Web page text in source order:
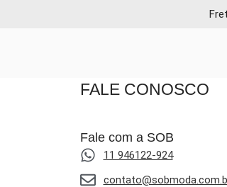
FALE CONOSCO
Fale com a SOB
11 946122-924